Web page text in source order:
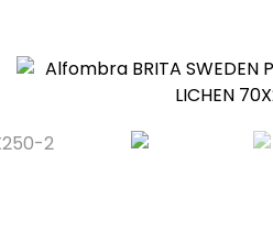
como en terrazas, jardines o
Cada alfombra ha sido diseñada
combinación perfecta entre
mantenimiento sencillo para el
materiales reciclados y el